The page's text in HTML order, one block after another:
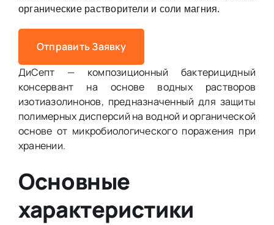
органические растворители и соли магния.
Отправить Заявку
ДиСепт — композиционный бактерицидный
консервант на основе водных растворов
изотиазолинонов, предназначенный для защиты
полимерных дисперсий на водной и органической
основе от микробиологического поражения при
хранении.
Основные
характеристики